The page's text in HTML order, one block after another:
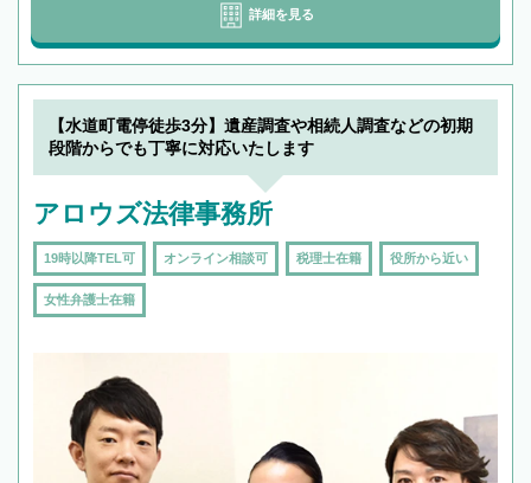
詳細を見る
【水道町電停徒歩3分】遺産調査や相続人調査などの初期
段階からでも丁寧に対応いたします
アロウズ法律事務所
19時以降TEL可 オンライン相談可 税理士在籍 役所から近い
女性弁護士在籍